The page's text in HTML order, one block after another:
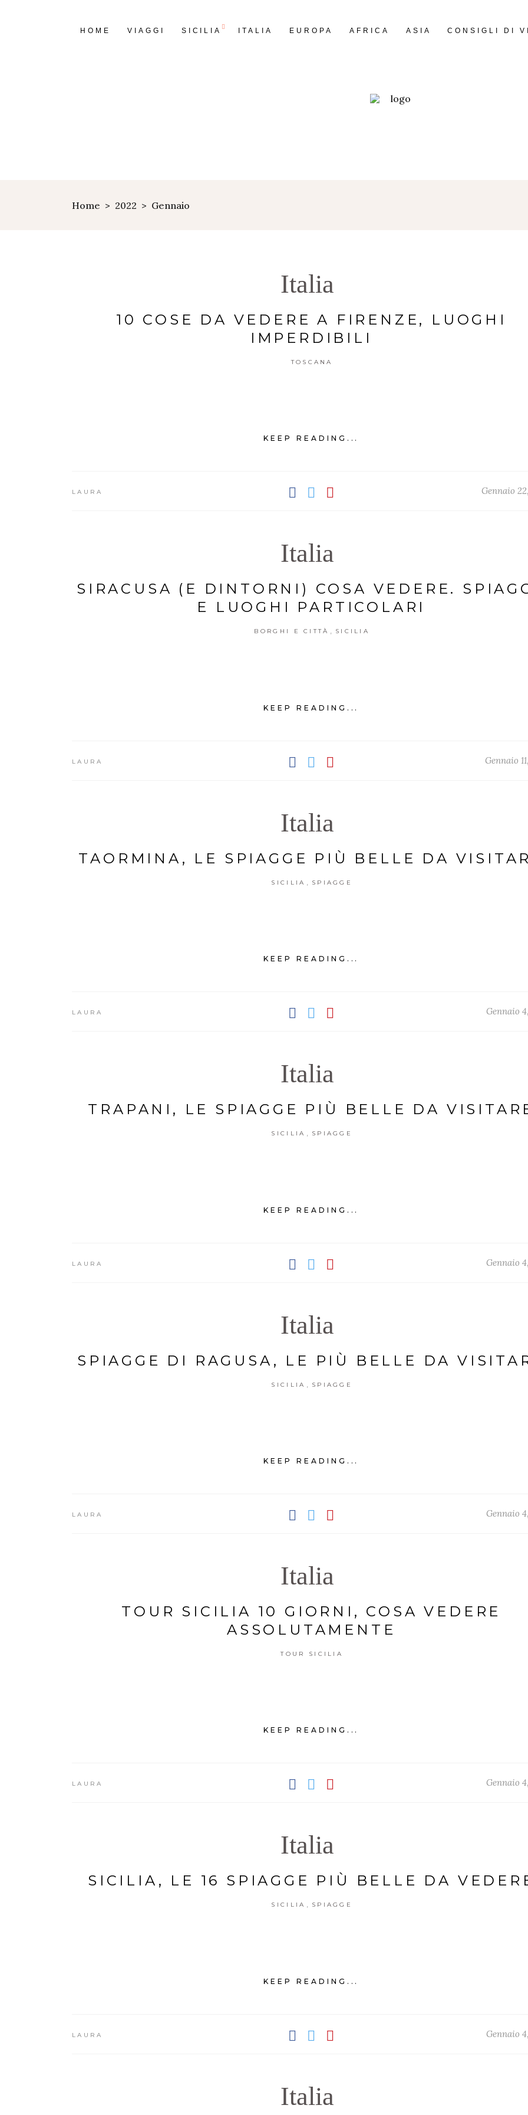
HOME VIAGGI SICILIA ITALIA EUROPA AFRICA ASIA CONSIGLI DI
Home > 2022 > Gennaio
Italia
10 COSE DA VEDERE A FIRENZE, LUOGHI
IMPERDIBILI
TOSCANA
KEEP READING...
LAURA Gennaio
Italia
SIRACUSA (E DINTORNI) COSA VEDERE.
E LUOGHI PARTICOLARI
BORGHI E CITTÀ , SICILIA
KEEP READING...
LAURA Gennaio
Italia
TAORMINA, LE SPIAGGE PIÙ BELLE DA
SICILIA SPIAGGE
KEEP READING...
LAURA Gennaio
Italia
TRAPANI, LE SPIAGGE PIÙ BELLE DA
SICILIA , SPIAGGE
KEEP READING...
LAURA Gennaio
Italia
SPIAGGE DI RAGUSA, LE PIÙ BELLE DA
SICILIA SPIAGGE
KEEP READING...
LAURA Gennaio
Italia
TOUR SICILIA 10 GIORNI, COSA VEDERE
ASSOLUTAMENTE
TOUR SICILIA
KEEP READING...
LAURA Gennaio
Italia
SICILIA, LE 16 SPIAGGE PIÙ BELLE DA
SICILIA , SPIAGGE
KEEP READING...
LAURA Gennaio
Italia